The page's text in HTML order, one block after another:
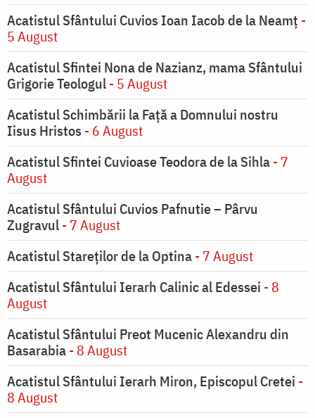
Acatistul Sfântului Cuvios Ioan Iacob de la Neamț -
5 August
Acatistul Sfintei Nona de Nazianz, mama Sfântului
Grigorie Teologul- 5 August
Acatistul Schimbării la Faţă a Domnului nostru
Iisus Hristos - 6 August
Acatistul Sfintei Cuvioase Teodora de la Sihla- 7
August
Acatistul Sfântului Cuvios Pafnutie – Pârvu
Zugravul- 7 August
Acatistul Stareţilor de la Optina- 7 August
Acatistul Sfântului Ierarh Calinic al Edessei - 8
August
Acatistul Sfântului Preot Mucenic Alexandru din
Basarabia- 8 August
Acatistul Sfântului Ierarh Miron, Episcopul Cretei -
8 August